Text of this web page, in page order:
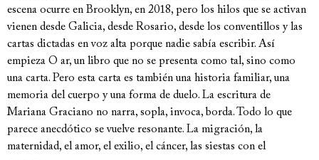
escena ocurre en Brooklyn, en 2018, pero los hilos que se activan
vienen desde Galicia, desde Rosario, desde los conventillos y las
cartas dictadas en voz alta porque nadie sabía escribir. Así
empieza O ar, un libro que no se presenta como tal, sino como
una carta. Pero esta carta es también una historia familiar, una
memoria del cuerpo y una forma de duelo. La escritura de
Mariana Graciano no narra, sopla, invoca, borda. Todo lo que
parece anecdótico se vuelve resonante. La migración, la
maternidad, el amor, el exilio, el cáncer, las siestas con el